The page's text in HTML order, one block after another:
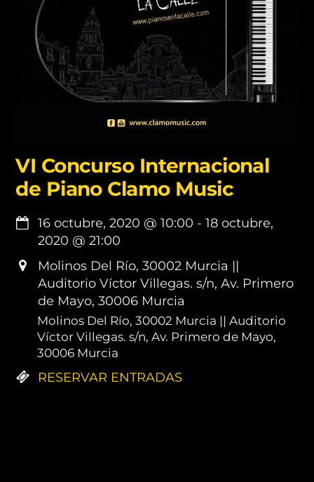
VI Concurso Internacional
de Piano Clamo Music
16 octubre, 2020 @10:00 -18 octubre,
2020 @21:00
Molinos Del Río, 30002 Murcia ||
Auditorio Víctor Villegas. s/n, Av. Primero
de Mayo, 30006 Murcia
Molinos Del Río, 30002 Murcia || Auditorio
Víctor Villegas. s/n, Av. Primero de Mayo,
30006 Murcia
RESERVAR ENTRADAS